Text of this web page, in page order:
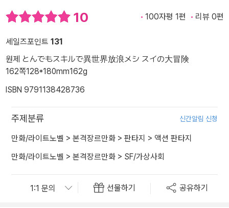
10 100자평 1편 리뷰 0편
세일즈포인트 131
원제 とんでもスキルで異世界放浪メシ スイの大冒険
162쪽128*180mm162g
ISBN 9791138428736
주제분류 신간알림 신청
만화/라이트노벨 > 본격장르만화 > 판타지 > 액션 판타지
만화/라이트노벨 > 본격장르만화 > SF/가상사회
선물하기 공유하기